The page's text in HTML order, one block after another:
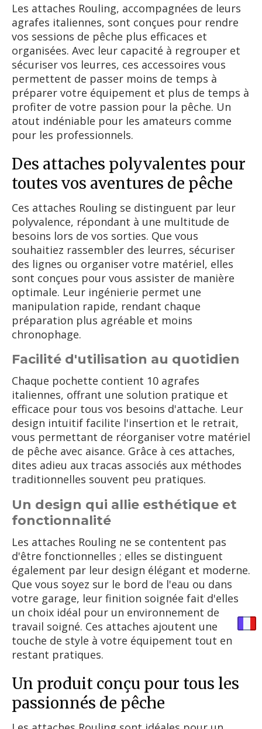
Les attaches Rouling, accompagnées de leurs
agrafes italiennes, sont conçues pour rendre
vos sessions de pêche plus efficaces et
organisées. Avec leur capacité à regrouper et
sécuriser vos leurres, ces accessoires vous
permettent de passer moins de temps à
préparer votre équipement et plus de temps à
profiter de votre passion pour la pêche. Un
atout indéniable pour les amateurs comme
pour les professionnels.
Des attaches polyvalentes pour
toutes vos aventures de pêche
Ces attaches Rouling se distinguent par leur
polyvalence, répondant à une multitude de
besoins lors de vos sorties. Que vous
souhaitiez rassembler des leurres, sécuriser
des lignes ou organiser votre matériel, elles
sont conçues pour vous assister de manière
optimale. Leur ingénierie permet une
manipulation rapide, rendant chaque
préparation plus agréable et moins
chronophage.
Facilité d'utilisation au quotidien
Chaque pochette contient 10 agrafes
italiennes, offrant une solution pratique et
efficace pour tous vos besoins d'attache. Leur
design intuitif facilite l'insertion et le retrait,
vous permettant de réorganiser votre matériel
de pêche avec aisance. Grâce à ces attaches,
dites adieu aux tracas associés aux méthodes
traditionnelles souvent peu pratiques.
Un design qui allie esthétique et
fonctionnalité
Les attaches Rouling ne se contentent pas
d'être fonctionnelles ; elles se distinguent
également par leur design élégant et moderne.
Que vous soyez sur le bord de l'eau ou dans
votre garage, leur finition soignée fait d'elles
un choix idéal pour un environnement de
travail soigné. Ces attaches ajoutent une
touche de style à votre équipement tout en
restant pratiques.
Un produit conçu pour tous les
passionnés de pêche